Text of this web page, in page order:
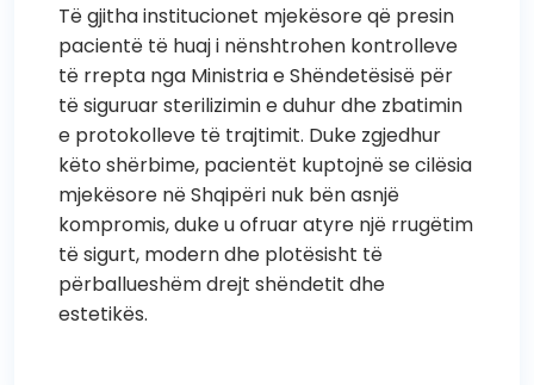
Të gjitha institucionet mjekësore që presin
pacientë të huaj i nënshtrohen kontrolleve
të rrepta nga Ministria e Shëndetësisë për
të siguruar sterilizimin e duhur dhe zbatimin
e protokolleve të trajtimit. Duke zgjedhur
këto shërbime, pacientët kuptojnë se cilësia
mjekësore në Shqipëri nuk bën asnjë
kompromis, duke u ofruar atyre një rrugëtim
të sigurt, modern dhe plotësisht të
përballueshëm drejt shëndetit dhe
estetikës.